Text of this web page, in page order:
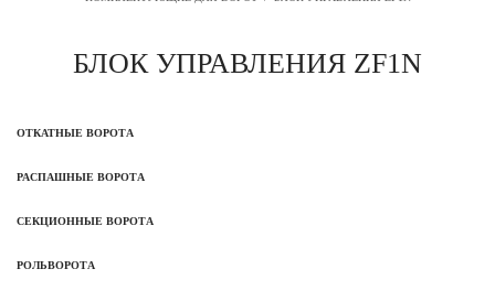
БЛОК УПРАВЛЕНИЯ ZF1N
ОТКАТНЫЕ ВОРОТА
РАСПАШНЫЕ ВОРОТА
СЕКЦИОННЫЕ ВОРОТА
РОЛЬВОРОТА